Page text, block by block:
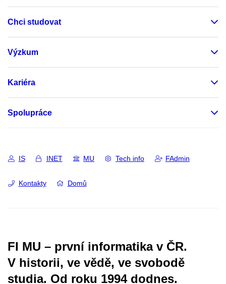
Chci studovat
Výzkum
Kariéra
Spolupráce
IS INET MU Tech info FAdmin
Kontakty Domů
FI MU – první informatika v ČR.
V historii, ve vědě, ve svobodě
studia. Od roku 1994 dodnes.